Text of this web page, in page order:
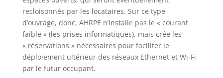
recloisonnés par les locataires. Sur ce type
d’ouvrage, donc, AHRPE n’installe pas le « courant
faible » (les prises informatiques), mais crée les
« réservations » nécessaires pour faciliter le
déploiement ultérieur des réseaux Ethernet et Wi-Fi
par le futur occupant.